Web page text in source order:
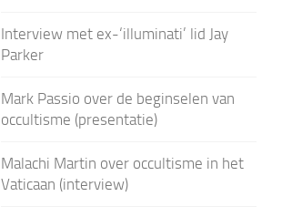
Interview met ex-‘illuminati’ lid Jay
Parker
Mark Passio over de beginselen van
occultisme (presentatie)
Malachi Martin over occultisme in het
Vaticaan (interview)